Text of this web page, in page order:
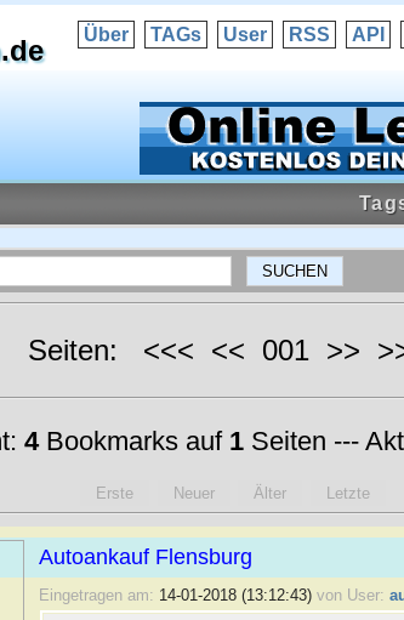
Über TAGs User RSS API
Seiten: <<< << 001 >>
4Bookmarks auf 1Seiten ---
Erste Neuer Älter Letzte
Autoankauf Flensburg
Eingetragen am: 14-01-2018 (13:12:43) von User: